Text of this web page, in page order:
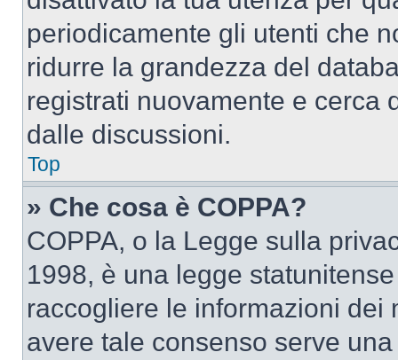
periodicamente gli utenti che
ridurre la grandezza del
registrati nuovamente e cerca
dalle discussioni.
Top
» Che cosa è COPPA?
COPPA, o la Legge sulla
1998, è una legge
raccogliere le informazioni dei
avere tale consenso serve